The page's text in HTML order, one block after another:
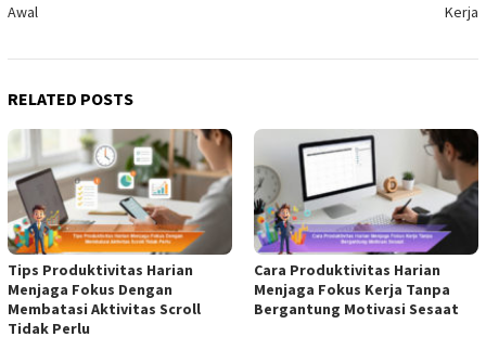
Awal
Kerja
RELATED POSTS
Tips Produktivitas Harian
Menjaga Fokus Dengan
Membatasi Aktivitas Scroll
Tidak Perlu
Cara Produktivitas Harian
Menjaga Fokus Kerja Tanpa
Bergantung Motivasi Sesaat